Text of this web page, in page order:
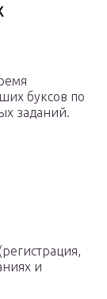
буксов по
заданий.
и